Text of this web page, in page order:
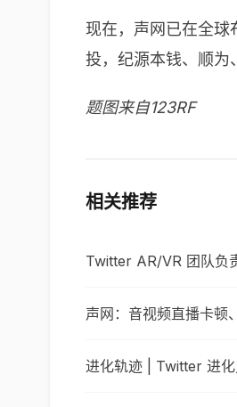
现在，声网已在全球
投，纪源本钱、顺为
题图来自123RF
相关推荐
Twitter AR/VR 团队负
声网：音视频直播卡顿
进化轨迹 | Twitter 进化